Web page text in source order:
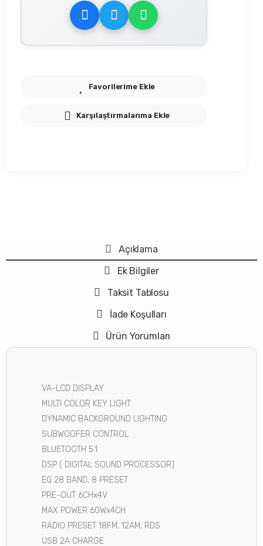
Favorilerime Ekle
Karşılaştırmalarıma Ekle
Açıklama
Ek Bilgiler
Taksit Tablosu
İade Koşulları
Ürün Yorumları
VA-LCD DISPLAY
MULTI COLOR KEY LIGHT
DYNAMIC BACKGROUND LIGHTING
SUBWOOFER CONTROL
BLUETOOTH 5.1
DSP ( DIGITAL SOUND PROCESSOR)
EQ 28 BAND, 8 PRESET
PRE-OUT 6CHx4V
MAX POWER 60Wx4CH
RADIO PRESET 18FM, 12AM, RDS
USB 2A CHARGE